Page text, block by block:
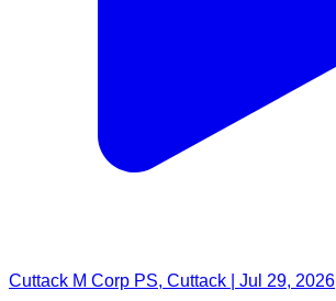
Cuttack M Corp PS, Cuttack | Jul 29, 2026